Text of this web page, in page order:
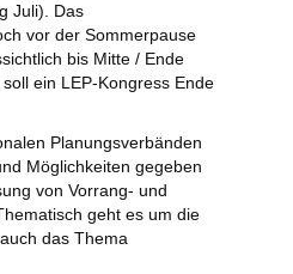
Juli). Das
vor der Sommerpause
bis Mitte / Ende
ein LEP-Kongress Ende
Planungsverbänden
Möglichkeiten gegeben
von Vorrang- und
geht es um die
das Thema